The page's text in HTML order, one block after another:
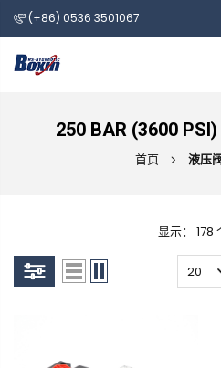
(+86) 0536 3501067
250 BAR (3600
首页 液压
显示： 178